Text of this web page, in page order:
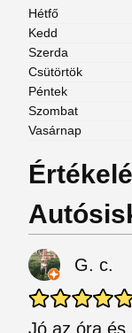
Hétfő
Kedd
Szerda
Csütörtök
Péntek
Szombat
Vasárnap
G. c.
Jó az óra és